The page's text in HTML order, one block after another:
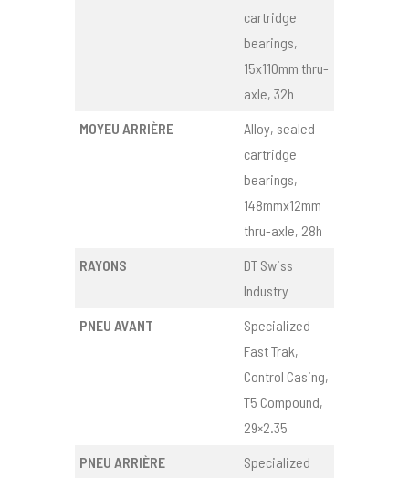
cartridge
bearings,
15x110mm thru-
axle, 32h
MOYEU ARRIÈRE
Alloy, sealed
cartridge
bearings,
148mmx12mm
thru-axle, 28h
RAYONS
DT Swiss
Industry
PNEU AVANT
Specialized
Fast Trak,
Control Casing,
T5 Compound,
29×2.35
PNEU ARRIÈRE
Specialized